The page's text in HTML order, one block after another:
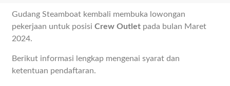
Gudang Steamboat kembali membuka lowongan
pekerjaan untuk posisiCrew Outlet pada bulan Maret
2024.
Berikut informasi lengkap mengenai syarat dan
ketentuan pendaftaran.